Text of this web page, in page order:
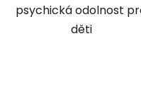
psychická odolnost
děti